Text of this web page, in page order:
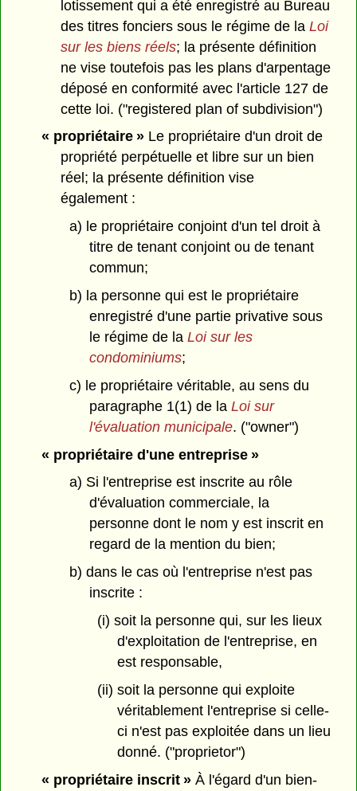
lotissement qui a été enregistré au Bureau
des titres fonciers sous le régime de laLoi
sur les biens réels; la présente définition
ne vise toutefois pas les plans d'arpentage
déposé en conformité avec l'article 127 de
cette loi. ("registered plan of subdivision")
« propriétaire »Le propriétaire d'un droit de
propriété perpétuelle et libre sur un bien
réel; la présente définition vise
également :
a) le propriétaire conjoint d'un tel droit à
titre de tenant conjoint ou de tenant
commun;
b) la personne qui est le propriétaire
enregistré d'une partie privative sous
le régime de la Loi sur les
condominiums;
c) le propriétaire véritable, au sens du
paragraphe 1(1) de la Loi sur
l'évaluation municipale. ("owner")
« propriétaire d'une entreprise »
a) Si l'entreprise est inscrite au rôle
d'évaluation commerciale, la
personne dont le nom y est inscrit en
regard de la mention du bien;
b) dans le cas où l'entreprise n'est pas
inscrite :
(i) soit la personne qui, sur les lieux
d'exploitation de l'entreprise, en
est responsable,
(ii) soit la personne qui exploite
véritablement l'entreprise si celle-
ci n'est pas exploitée dans un lieu
donné. ("proprietor")
« propriétaire inscrit »À l'égard d'un bien-